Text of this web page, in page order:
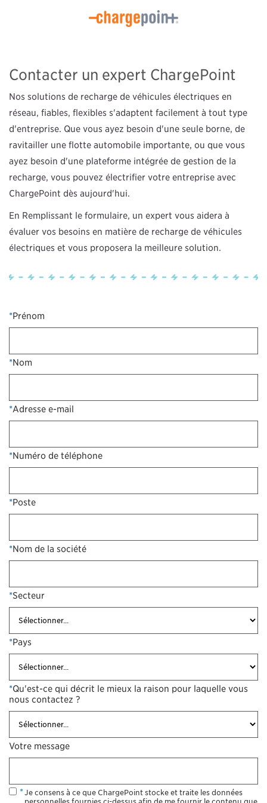
Contacter un expert ChargePoint
Nos solutions de recharge de véhicules électriques en
réseau, fiables, flexibles s'adaptent facilement à tout type
d'entreprise. Que vous ayez besoin d'une seule borne, de
ravitailler une flotte automobile importante, ou que vous
ayez besoin d'une plateforme intégrée de gestion de la
recharge, vous pouvez électrifier votre entreprise avec
ChargePoint dès aujourd'hui.
En Remplissant le formulaire, un expert vous aidera à
évaluer vos besoins en matière de recharge de véhicules
électriques et vous proposera la meilleure solution.
*Prénom
*Nom
*Adresse e-mail
*Numéro de téléphone
*Poste
*Nom de la société
*Secteur
*Pays
*Qu'est-ce qui décrit le mieux la raison pour laquelle vous
nous contactez ?
Votre message
Je consens à ce que ChargePoint stocke et traite les données